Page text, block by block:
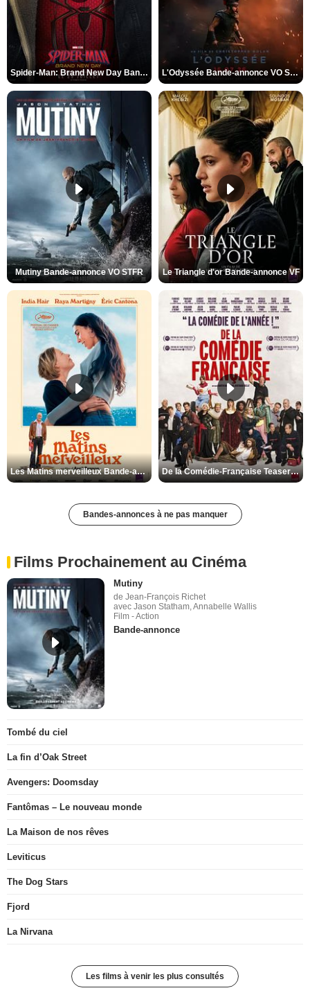
Spider-Man: Brand New Day Bande-annonce VO STFR L'Odyssée Bande-annonce VO STFR
Mutiny Bande-annonce VO STFR Le Triangle d'or Bande-annonce VF
Les Matins merveilleux Bande-annonce VF De la Comédie-Française Teaser VF
Bandes-annonces à ne pas manquer
Films Prochainement au Cinéma
Mutiny
de Jean-François Richet
avec Jason Statham, Annabelle Wallis
Film - Action
Bande-annonce
Tombé du ciel
La fin d’Oak Street
Avengers: Doomsday
Fantômas – Le nouveau monde
La Maison de nos rêves
Leviticus
The Dog Stars
Fjord
La Nirvana
Les films à venir les plus consultés